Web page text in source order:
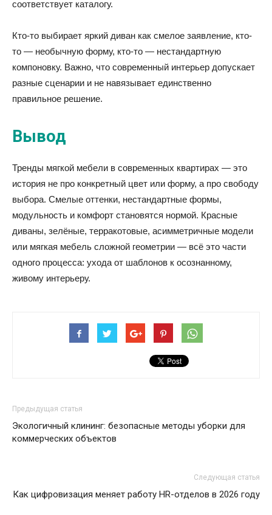
соответствует каталогу.
Кто-то выбирает яркий диван как смелое заявление, кто-
то — необычную форму, кто-то — нестандартную
компоновку. Важно, что современный интерьер допускает
разные сценарии и не навязывает единственно
правильное решение.
Вывод
Тренды мягкой мебели в современных квартирах — это
история не про конкретный цвет или форму, а про свободу
выбора. Смелые оттенки, нестандартные формы,
модульность и комфорт становятся нормой. Красные
диваны, зелёные, терракотовые, асимметричные модели
или мягкая мебель сложной геометрии — всё это части
одного процесса: ухода от шаблонов к осознанному,
живому интерьеру.
Предыдущая статья
Экологичный клининг: безопасные методы уборки для
коммерческих объектов
Следующая статья
Как цифровизация меняет работу HR-отделов в 2026 году